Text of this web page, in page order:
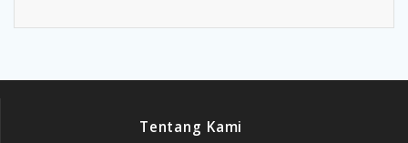
Tentang Kami